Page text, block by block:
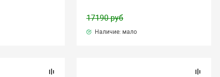
17190 руб
Наличие: мало